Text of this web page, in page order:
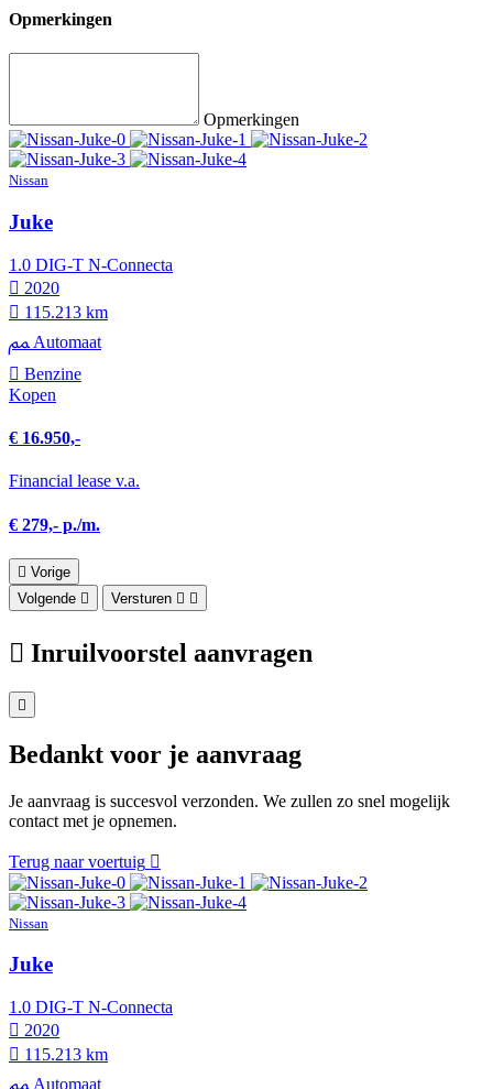
Opmerkingen
Opmerkingen
Nissan
Juke
1.0 DIG-T N-Connecta
2020
115.213 km
Automaat
Benzine
Kopen
€ 16.950,-
Financial lease v.a.
€ 279,- p./m.
Vorige
Volgende
Versturen
Inruilvoorstel aanvragen
Bedankt voor je aanvraag
Je aanvraag is succesvol verzonden. We zullen zo snel mogelijk
contact met je opnemen.
Terug naar voertuig
Nissan
Juke
1.0 DIG-T N-Connecta
2020
115.213 km
Automaat